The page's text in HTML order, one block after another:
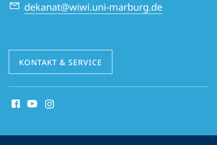
dekanat@wiwi.uni-marburg.de
KONTAKT & SERVICE
Media